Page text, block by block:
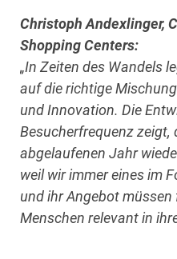
Christoph Andexlinger,
Shopping Centers:
„In Zeiten des Wandels
auf die richtige
und Innovation. Die
Besucherfrequenz zeigt,
abgelaufenen Jahr
weil wir immer eines im
und ihr Angebot
Menschen relevant in